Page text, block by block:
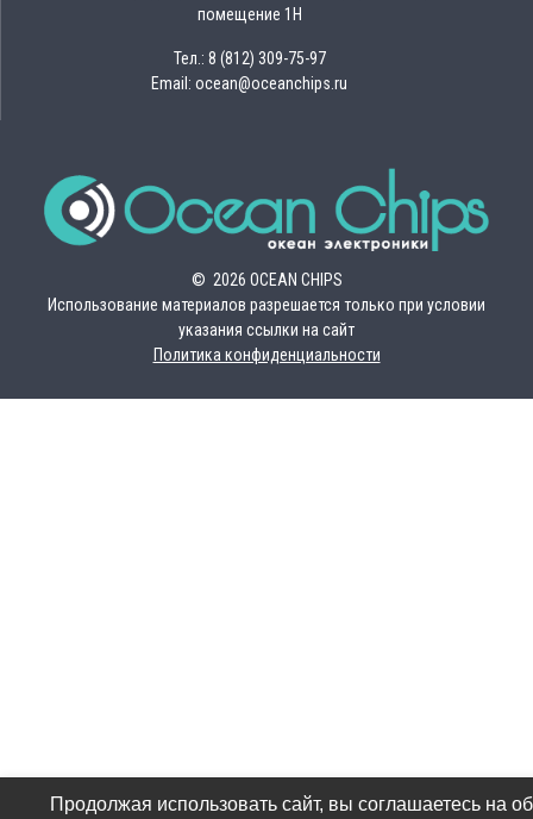
помещение 1Н
Тел.: 8 (812) 309-75-97
Email: ocean@oceanchips.ru
© 2026 OCEAN CHIPS
Использование материалов разрешается только при условии
указания ссылки на сайт
Политика конфиденциальности
Продолжая использовать сайт, вы соглашаетесь на